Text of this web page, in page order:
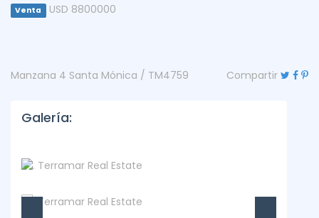
Venta USD 8800000
Manzana 4 Santa Mónica / TM4759 Compartir
Galería: